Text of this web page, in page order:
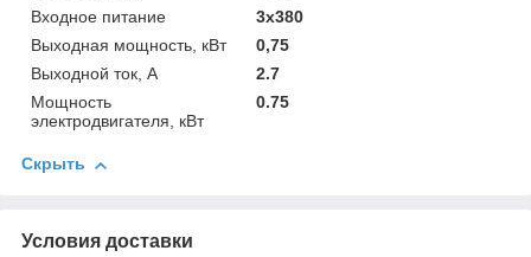
Входное питание
3х380
Выходная мощность, кВт
0,75
Выходной ток, А
2.7
Мощность
электродвигателя, кВт
0.75
Скрыть
Условия доставки